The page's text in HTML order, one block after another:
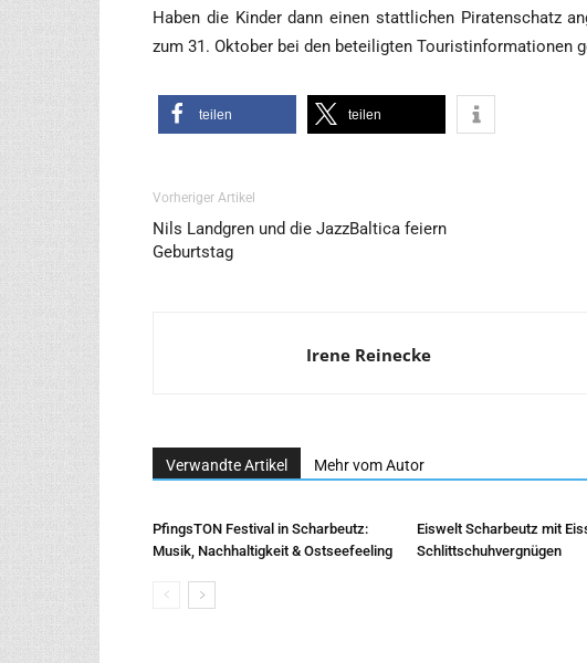
Haben die Kin­der dann einen statt­li­chen Pira­ten­schatz
zum 31. Okto­ber bei den betei­lig­ten Tou­rist­infor­ma­tio­nen
tei­len tei­len
Vorheriger Artikel
Nils Landgren und die JazzBaltica feiern
Geburtstag
Irene Reinecke
Verwandte Artikel Mehr vom Autor
PfingsTON Festival in Scharbeutz:
Musik, Nachhaltigkeit & Ostseefeeling
Eiswelt Scharbeutz mit
Schlittschuhvergnügen